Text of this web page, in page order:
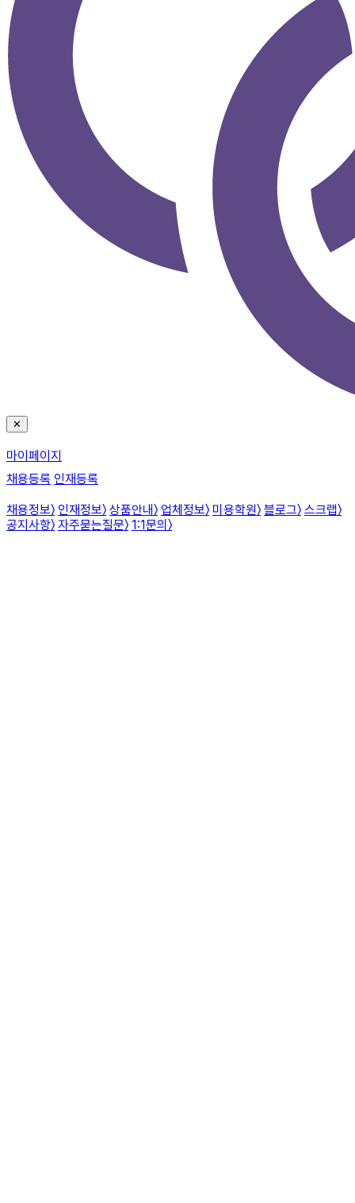
✕
마이페이지
채용등록 인재등록
채용정보〉 인재정보〉 상품안내 〉 업체정보〉 미용학원〉 블로그〉 스크랩〉
공지사항〉 자주묻는질문〉 1:1문의 〉